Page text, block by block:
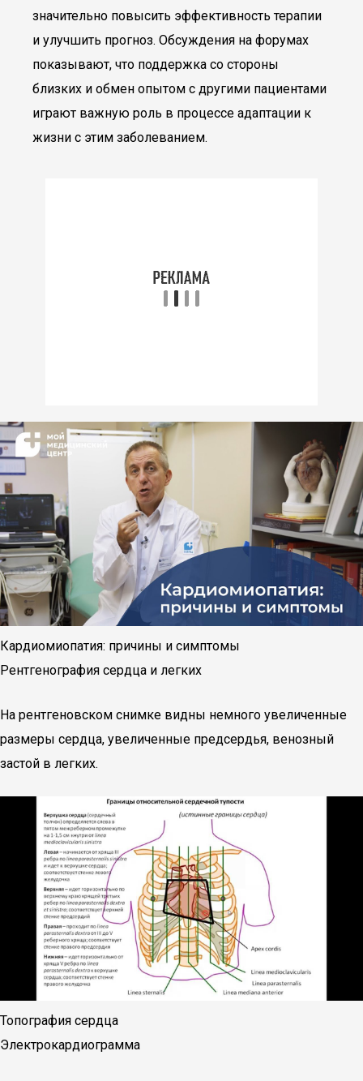
значительно повысить эффективность терапии
и улучшить прогноз. Обсуждения на форумах
показывают, что поддержка со стороны
близких и обмен опытом с другими пациентами
играют важную роль в процессе адаптации к
жизни с этим заболеванием.
Кардиомиопатия: причины и симптомы
Рентгенография сердца и легких
На рентгеновском снимке видны немного увеличенные
размеры сердца, увеличенные предсердья, венозный
застой в легких.
Топография сердца
Электрокардиограмма